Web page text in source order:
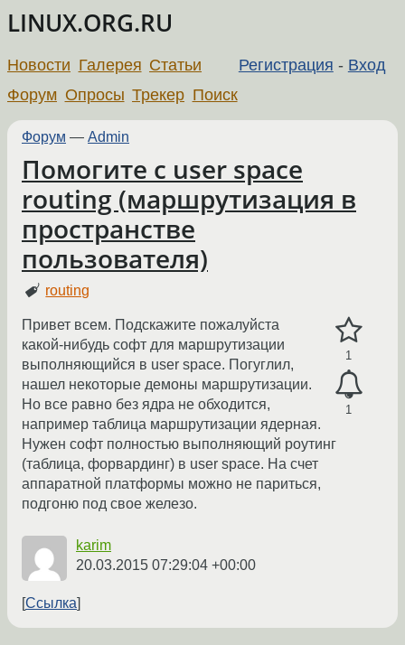
LINUX.ORG.RU
Регистрация - Вход
Новости Галерея Статьи
Форум Опросы Трекер Поиск
Форум — Admin
Помогите с user space
routing (маршрутизация в
пространстве
пользователя)
routing
1
1
Привет всем. Подскажите пожалуйста
какой-нибудь софт для маршрутизации
выполняющийся в user space. Погуглил,
нашел некоторые демоны маршрутизации.
Но все равно без ядра не обходится,
например таблица маршрутизации ядерная.
Нужен софт полностью выполняющий роутинг
(таблица, форвардинг) в user space. На счет
аппаратной платформы можно не париться,
подгоню под свое железо.
karim
20.03.2015 07:29:04 +00:00
Ссылка